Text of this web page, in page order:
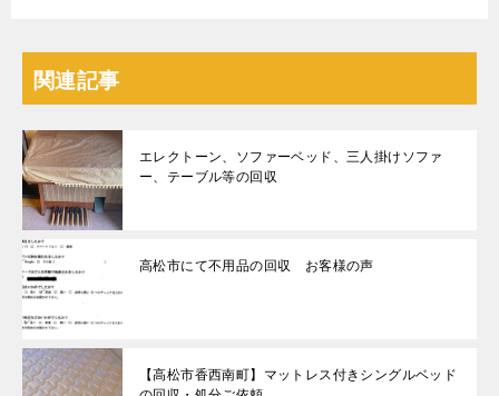
関連記事
エレクトーン、ソファーベッド、三人掛けソファ
ー、テーブル等の回収
高松市にて不用品の回収 お客様の声
【高松市香西南町】マットレス付きシングルベッド